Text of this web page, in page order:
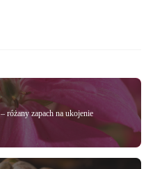
różany zapach na ukojenie